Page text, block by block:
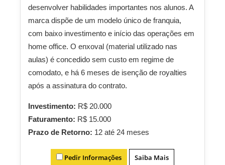
desenvolver habilidades importantes nos alunos. A
marca dispõe de um modelo único de franquia,
com baixo investimento e início das operações em
home office. O enxoval (material utilizado nas
aulas) é concedido sem custo em regime de
comodato, e há 6 meses de isenção de royalties
após a assinatura do contrato.
Investimento: R$ 20.000
Faturamento: R$ 15.000
Prazo de Retorno: 12 até 24 meses
Pedir Informações Saiba Mais